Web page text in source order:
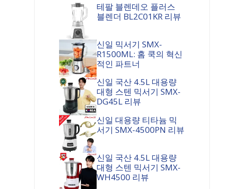
테팔 블렌데오 플러스
블렌더 BL2C01KR 리뷰
신일 믹서기 SMX-
R1500ML: 홈 쿡의 혁신
적인 파트너
신일 국산 4.5L 대용량
대형 스텐 믹서기 SMX-
DG45L 리뷰
신일 대용량 티타늄 믹
서기 SMX-4500PN 리뷰
신일 국산 4.5L 대용량
대형 스텐 믹서기 SMX-
WH4500 리뷰